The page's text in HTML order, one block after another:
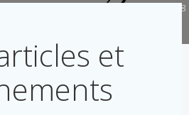
partout en France / Présentiel dans le 78
et